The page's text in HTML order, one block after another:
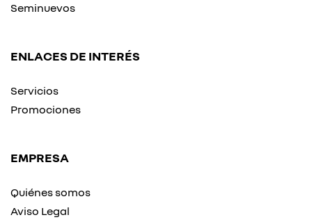
Seminuevos
ENLACES DE INTERÉS
Servicios
Promociones
EMPRESA
Quiénes somos
Aviso Legal